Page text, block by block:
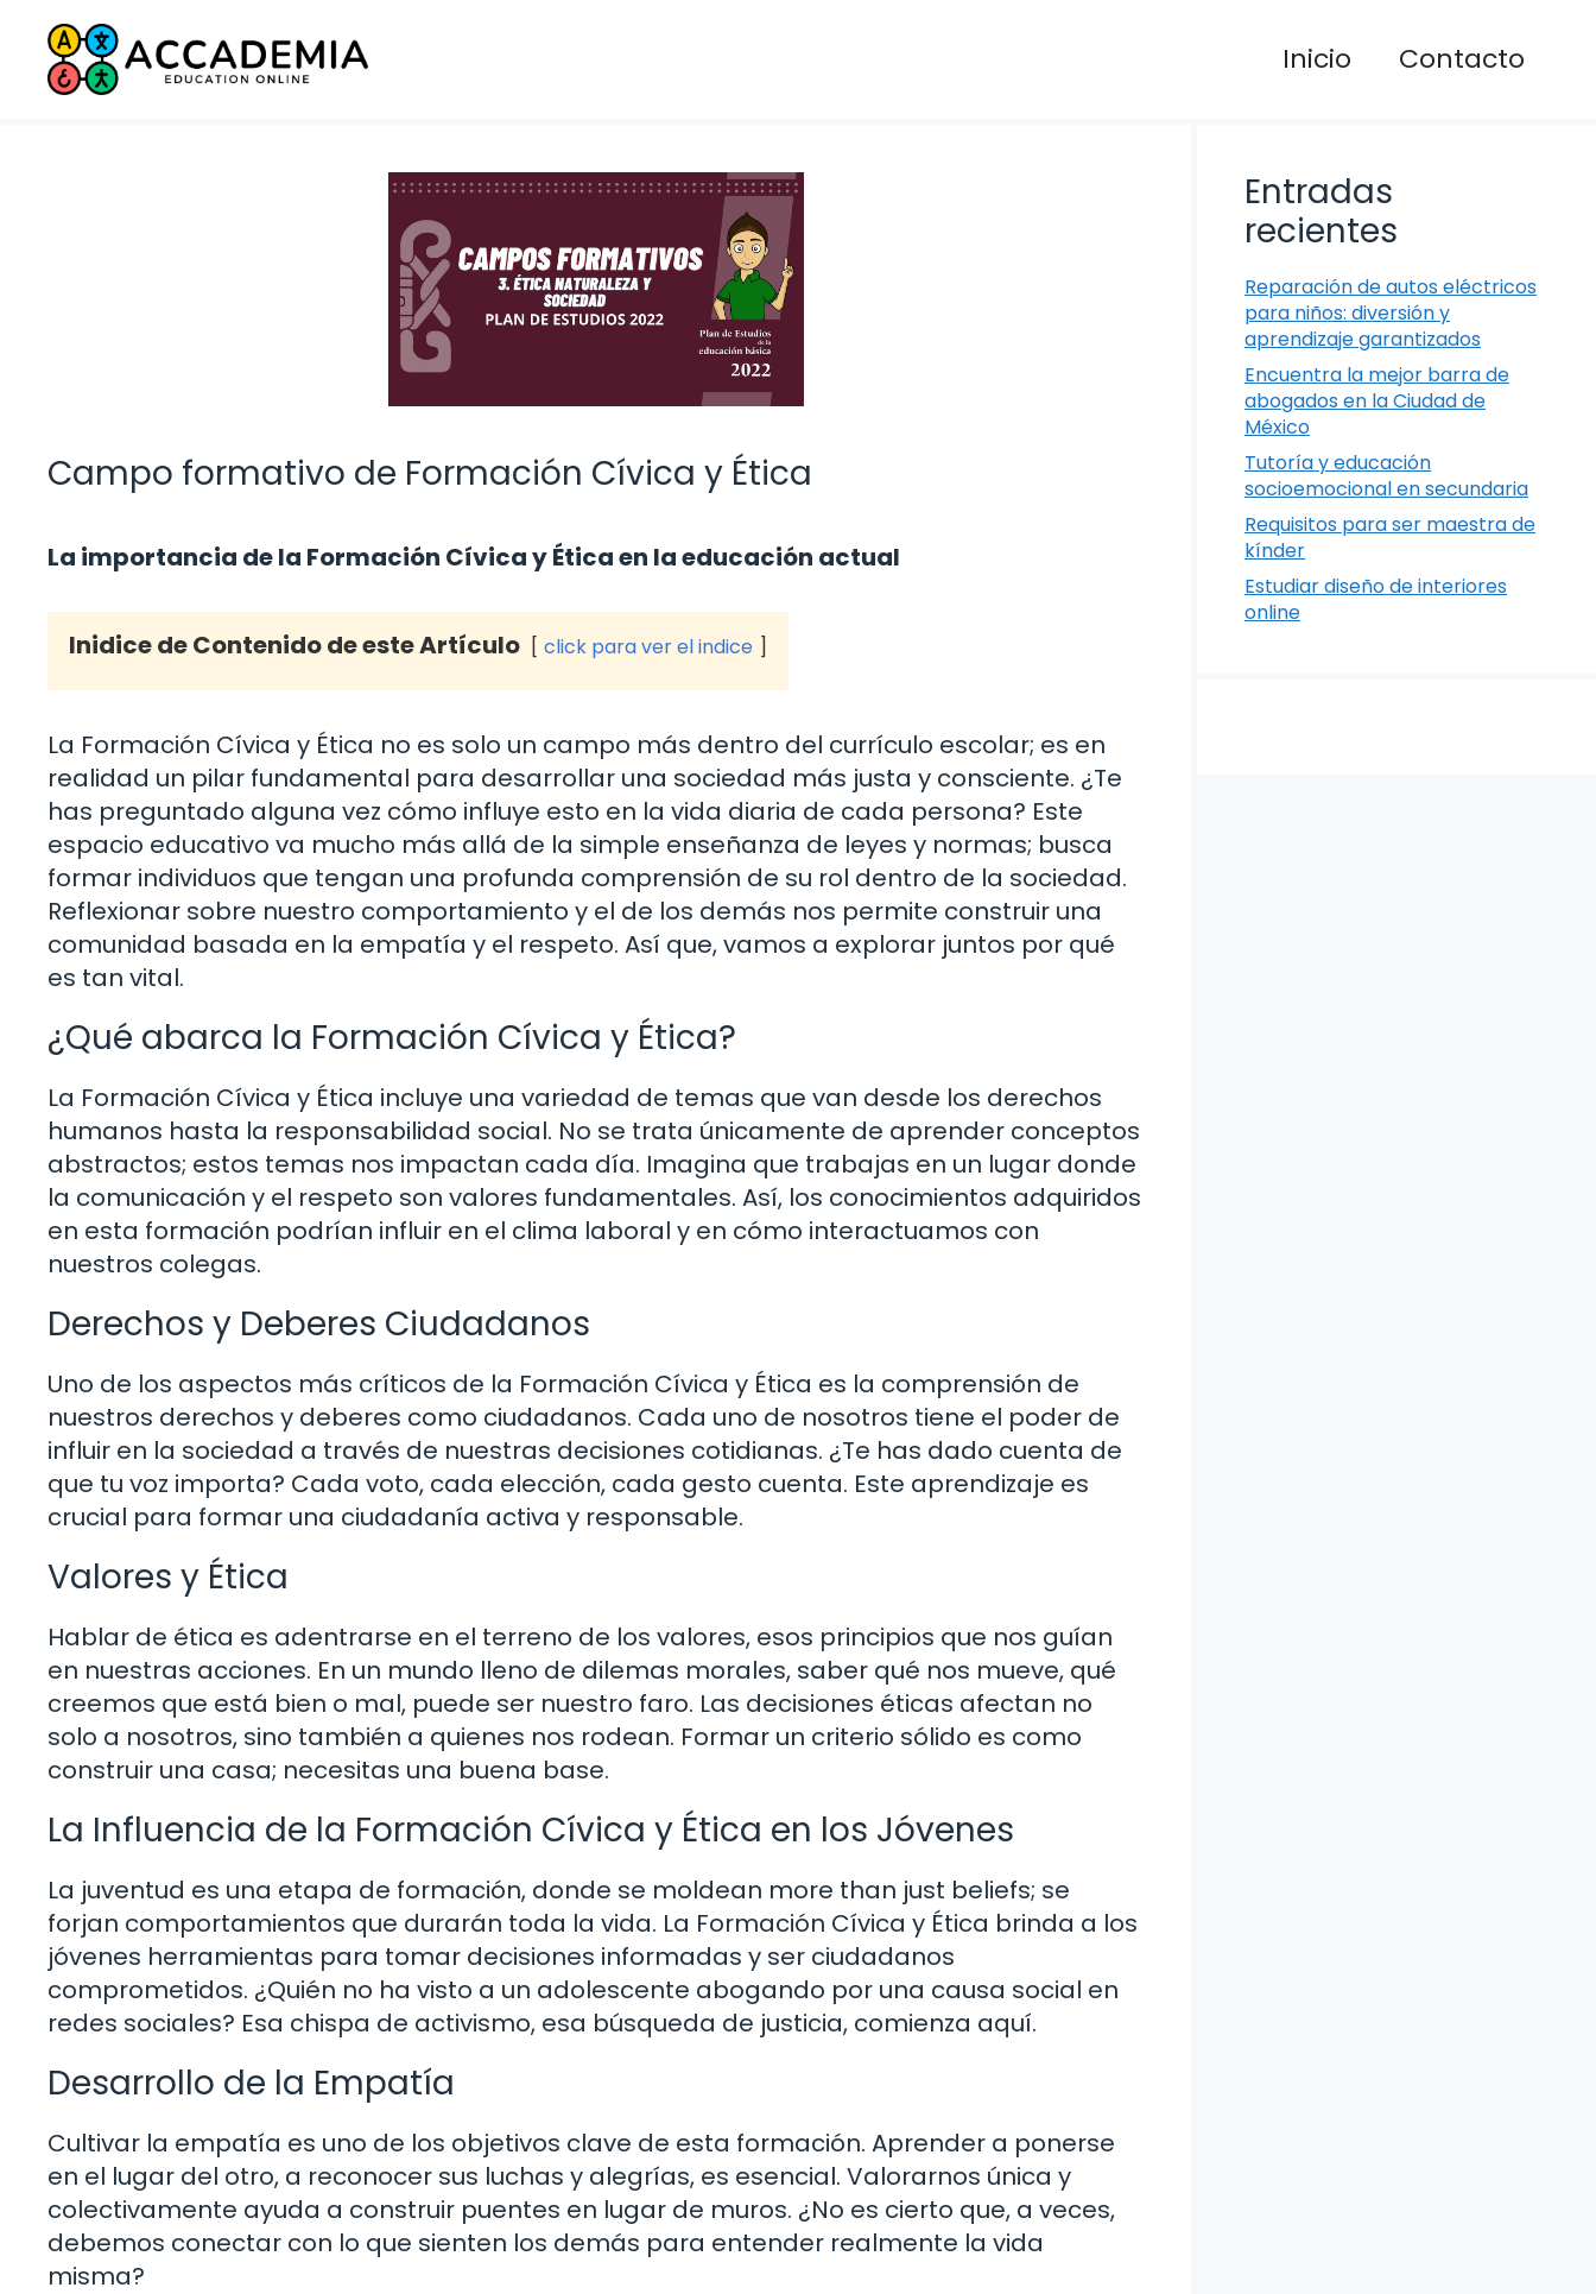
Saltar
contenido
Inicio Contacto
Campo formativo de Formación Cívica y Ética
La importancia de la Formación Cívica y Ética en la educación actual
Inidice de Contenido de este Artículo click para ver el indice
La Formación Cívica y Ética no es solo un campo más dentro del currículo escolar; es en
realidad un pilar fundamental para desarrollar una sociedad más justa y consciente. ¿Te
has preguntado alguna vez cómo influye esto en la vida diaria de cada persona? Este
espacio educativo va mucho más allá de la simple enseñanza de leyes y normas; busca
formar individuos que tengan una profunda comprensión de su rol dentro de la sociedad.
Reflexionar sobre nuestro comportamiento y el de los demás nos permite construir una
comunidad basada en la empatía y el respeto. Así que, vamos a explorar juntos por qué
es tan vital.
¿Qué abarca la Formación Cívica y Ética?
La Formación Cívica y Ética incluye una variedad de temas que van desde los derechos
humanos hasta la responsabilidad social. No se trata únicamente de aprender conceptos
abstractos; estos temas nos impactan cada día. Imagina que trabajas en un lugar donde
la comunicación y el respeto son valores fundamentales. Así, los conocimientos adquiridos
en esta formación podrían influir en el clima laboral y en cómo interactuamos con
nuestros colegas.
Derechos y Deberes Ciudadanos
Uno de los aspectos más críticos de la Formación Cívica y Ética es la comprensión de
nuestros derechos y deberes como ciudadanos. Cada uno de nosotros tiene el poder de
influir en la sociedad a través de nuestras decisiones cotidianas. ¿Te has dado cuenta de
que tu voz importa? Cada voto, cada elección, cada gesto cuenta. Este aprendizaje es
crucial para formar una ciudadanía activa y responsable.
Valores y Ética
Hablar de ética es adentrarse en el terreno de los valores, esos principios que nos guían
en nuestras acciones. En un mundo lleno de dilemas morales, saber qué nos mueve, qué
creemos que está bien o mal, puede ser nuestro faro. Las decisiones éticas afectan no
solo a nosotros, sino también a quienes nos rodean. Formar un criterio sólido es como
construir una casa; necesitas una buena base.
La Influencia de la Formación Cívica y Ética en los Jóvenes
La juventud es una etapa de formación, donde se moldean more than just beliefs; se
forjan comportamientos que durarán toda la vida. La Formación Cívica y Ética brinda a los
jóvenes herramientas para tomar decisiones informadas y ser ciudadanos
comprometidos. ¿Quién no ha visto a un adolescente abogando por una causa social en
redes sociales? Esa chispa de activismo, esa búsqueda de justicia, comienza aquí.
Desarrollo de la Empatía
Cultivar la empatía es uno de los objetivos clave de esta formación. Aprender a ponerse
en el lugar del otro, a reconocer sus luchas y alegrías, es esencial. Valorarnos única y
colectivamente ayuda a construir puentes en lugar de muros. ¿No es cierto que, a veces,
debemos conectar con lo que sienten los demás para entender realmente la vida
misma?
Entradas
recientes
Reparación de autos eléctricos
para niños: diversión y
aprendizaje garantizados
Encuentra la mejor barra de
abogados en la Ciudad de
México
Tutoría y educación
socioemocional en secundaria
Requisitos para ser maestra de
kínder
Estudiar diseño de interiores
online